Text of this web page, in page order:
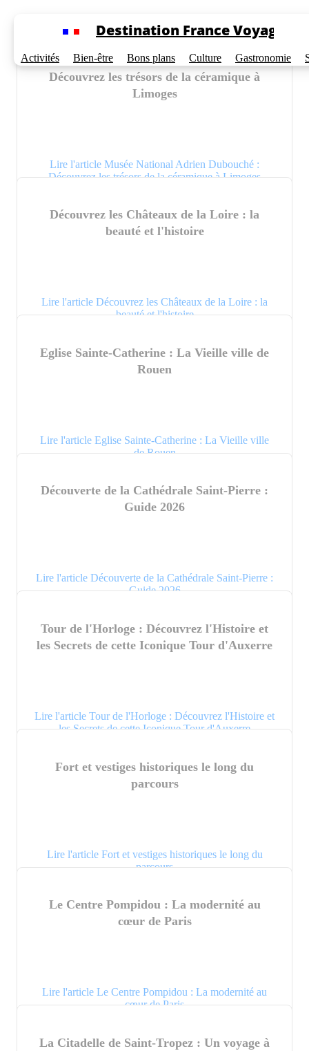
Destination France Voyage
Activités Bien-être Bons plans Culture Gastronomie
Musée National Adrien Dubouché :
Découvrez les trésors de la céramique à
Limoges
Lire l'article Musée National Adrien Dubouché :
Découvrez les trésors de la céramique à Limoges
Découvrez les Châteaux de la Loire : la
beauté et l'histoire
Lire l'article Découvrez les Châteaux de la Loire : la
beauté et l'histoire
Eglise Sainte-Catherine : La Vieille ville de
Rouen
Lire l'article Eglise Sainte-Catherine : La Vieille ville
de Rouen
Découverte de la Cathédrale Saint-Pierre :
Guide 2026
Lire l'article Découverte de la Cathédrale Saint-Pierre :
Guide 2026
Tour de l'Horloge : Découvrez l'Histoire et
les Secrets de cette Iconique Tour d'Auxerre
Lire l'article Tour de l'Horloge : Découvrez l'Histoire et
les Secrets de cette Iconique Tour d'Auxerre
Fort et vestiges historiques le long du
parcours
Lire l'article Fort et vestiges historiques le long du
parcours
Le Centre Pompidou : La modernité au
cœur de Paris
Lire l'article Le Centre Pompidou : La modernité au
cœur de Paris
La Citadelle de Saint-Tropez : Un voyage à